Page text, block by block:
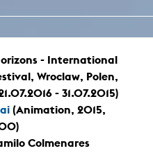
- International
Wroclaw, Polen,
- 31.07.2015)
(Animation, 2015,
Colmenares